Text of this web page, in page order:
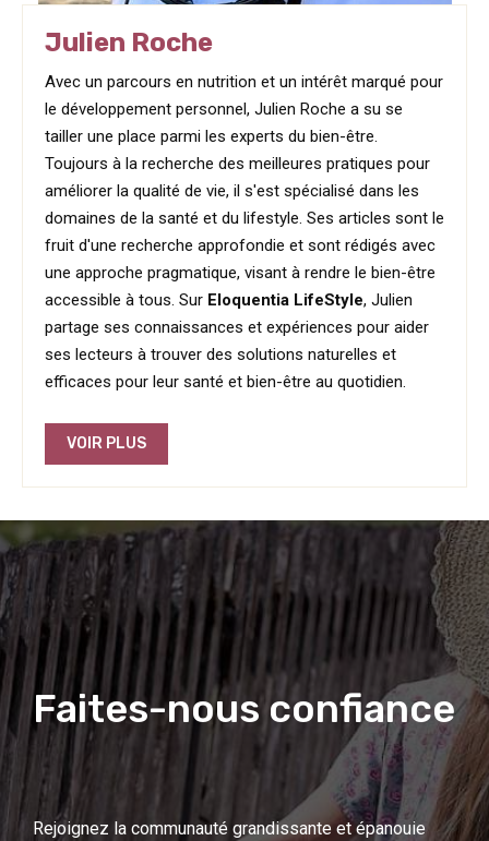
Julien Roche
Avec un parcours en nutrition et un intérêt marqué pour
le développement personnel, Julien Roche a su se
tailler une place parmi les experts du bien-être.
Toujours à la recherche des meilleures pratiques pour
améliorer la qualité de vie, il s'est spécialisé dans les
domaines de la santé et du lifestyle. Ses articles sont le
fruit d'une recherche approfondie et sont rédigés avec
une approche pragmatique, visant à rendre le bien-être
accessible à tous. Sur Eloquentia LifeStyle, Julien
partage ses connaissances et expériences pour aider
ses lecteurs à trouver des solutions naturelles et
efficaces pour leur santé et bien-être au quotidien.
VOIR PLUS
Faites-nous confiance
Rejoignez la communauté grandissante et épanouie